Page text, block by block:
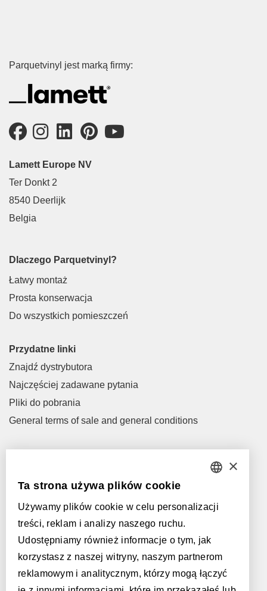
Parquetvinyl jest marką firmy:
Lamett Europe NV
Ter Donkt 2
8540 Deerlijk
Belgia
Dlaczego Parquetvinyl?
Łatwy montaż
Prosta konserwacja
Do wszystkich pomieszczeń
Przydatne linki
Znajdź dystrybutora
Najczęściej zadawane pytania
Pliki do pobrania
General terms of sale and general conditions
+32 56 77 45 15
Spotkajmy się!
Znajdź dystrybutora
Obsługiwane przez:
FRENCH
GERMAN
×
Ta strona używa plików cookie
Używamy plików cookie w celu personalizacji
treści, reklam i analizy naszego ruchu.
Udostępniamy również informacje o tym, jak
korzystasz z naszej witryny, naszym partnerom
reklamowym i analitycznym, którzy mogą łączyć